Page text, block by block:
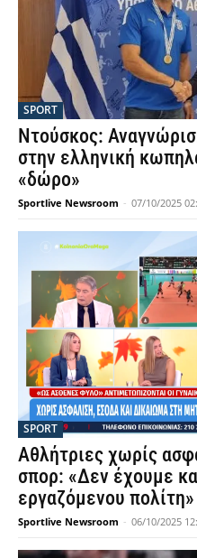
SPORT
Ντούσκος:
στην ελληνική
«δώρο»
Sportlive Newsroom - 07/10/2025
SPORT
Αθλήτριες χωρίς
σπορ: «Δεν έχουμε
εργαζόμενου
Sportlive Newsroom - 06/10/2025